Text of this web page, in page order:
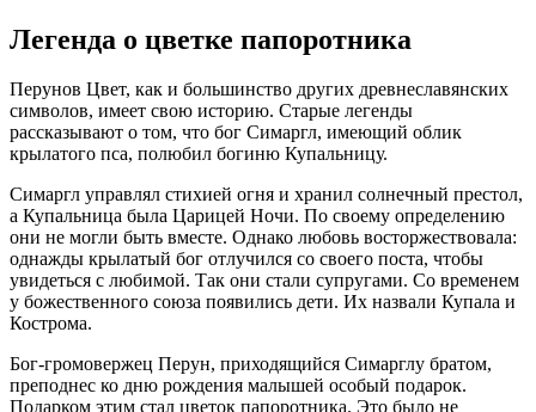
Легенда о цветке папоротника
Перунов Цвет, как и большинство других древнеславянских
символов, имеет свою историю. Старые легенды
рассказывают о том, что бог Симаргл, имеющий облик
крылатого пса, полюбил богиню Купальницу.
Симаргл управлял стихией огня и хранил солнечный престол,
а Купальница была Царицей Ночи. По своему определению
они не могли быть вместе. Однако любовь восторжествовала:
однажды крылатый бог отлучился со своего поста, чтобы
увидеться с любимой. Так они стали супругами. Со временем
у божественного союза появились дети. Их назвали Купала и
Кострома.
Бог-громовержец Перун, приходящийся Симарглу братом,
преподнес ко дню рождения малышей особый подарок.
Подарком этим стал цветок папоротника. Это было не